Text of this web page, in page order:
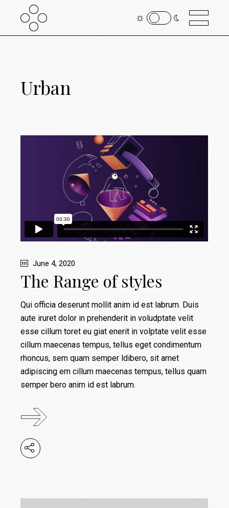
Urban
June 4, 2020
The Range of styles
Qui officia deserunt mollit anim id est labrum. Duis
aute iruret dolor in prehenderit in voludptate velit
esse cillum toret eu giat enerit in volptate velit esse
cillum maecenas tempus, tellus eget condimentum
rhoncus, sem quam semper ldibero, sit amet
adipiscing em cillum maecenas tempus, tellus quam
semper bero anim id est labrum.